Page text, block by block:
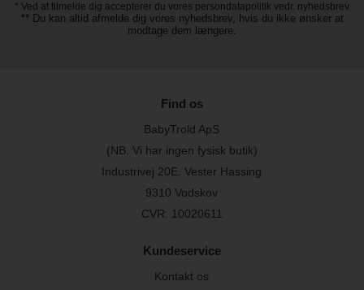
* Ved at tilmelde dig accepterer du vores persondatapolitik vedr. nyhedsbrev
** Du kan altid afmelde dig vores nyhedsbrev, hvis du ikke ønsker at
modtage dem længere.
Find os
BabyTrold ApS
(NB. Vi har ingen fysisk butik)
Industrivej 20E, Vester Hassing
9310 Vodskov
CVR: 10020611
Kundeservice
Kontakt os